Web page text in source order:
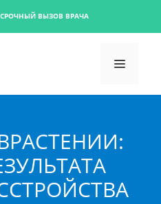
СРОЧНЫЙ ВЫЗОВ ВРАЧА